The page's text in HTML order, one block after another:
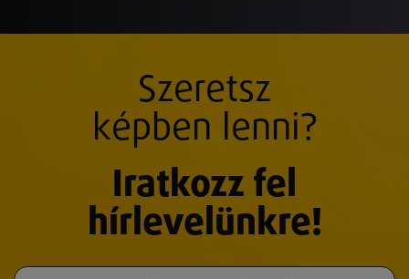
Szeretsz
képben lenni?
Iratkozz fel
hírlevelünkre!